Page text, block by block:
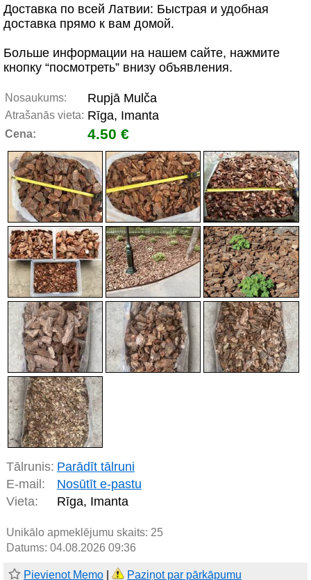
Доставка по всей Латвии: Быстрая и удобная
доставка прямо к вам домой.
Больше информации на нашем сайте, нажмите
кнопку “посмотреть” внизу объявления.
Nosaukums: Rupjā Mulča
Atrašanās vieta: Rīga, Imanta
Cena: 4.50 €
Tālrunis: Parādīt tālruni
E-mail:
Nosūtīt e-pastu
Vieta:
Rīga, Imanta
Unikālo apmeklējumu skaits: 25
Datums: 04.08.2026 09:36
Pievienot Memo Paziņot par pārkāpumu